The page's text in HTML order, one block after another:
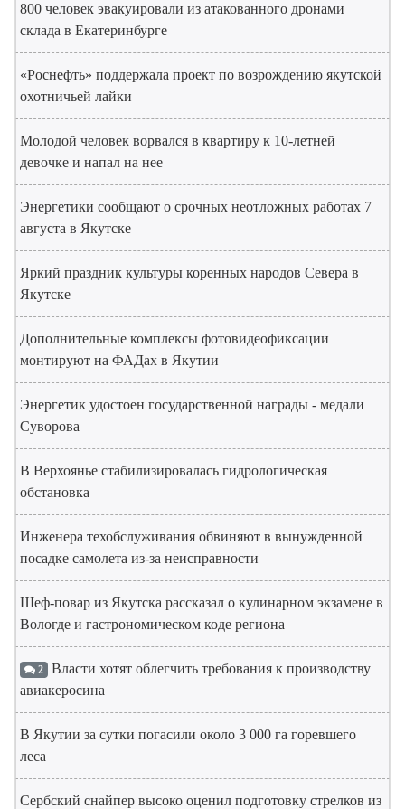
800 человек эвакуировали из атакованного дронами
склада в Екатеринбурге
«Роснефть» поддержала проект по возрождению якутской
охотничьей лайки
Молодой человек ворвался в квартиру к 10-летней
девочке и напал на нее
Энергетики сообщают о срочных неотложных работах 7
августа в Якутске
Яркий праздник культуры коренных народов Севера в
Якутске
Дополнительные комплексы фотовидеофиксации
монтируют на ФАДах в Якутии
Энергетик удостоен государственной награды - медали
Суворова
В Верхоянье стабилизировалась гидрологическая
обстановка
Инженера техобслуживания обвиняют в вынужденной
посадке самолета из-за неисправности
Шеф-повар из Якутска рассказал о кулинарном экзамене в
Вологде и гастрономическом коде региона
2 Власти хотят облегчить требования к производству
авиакеросина
В Якутии за сутки погасили около 3 000 га горевшего
леса
Сербский снайпер высоко оценил подготовку стрелков из